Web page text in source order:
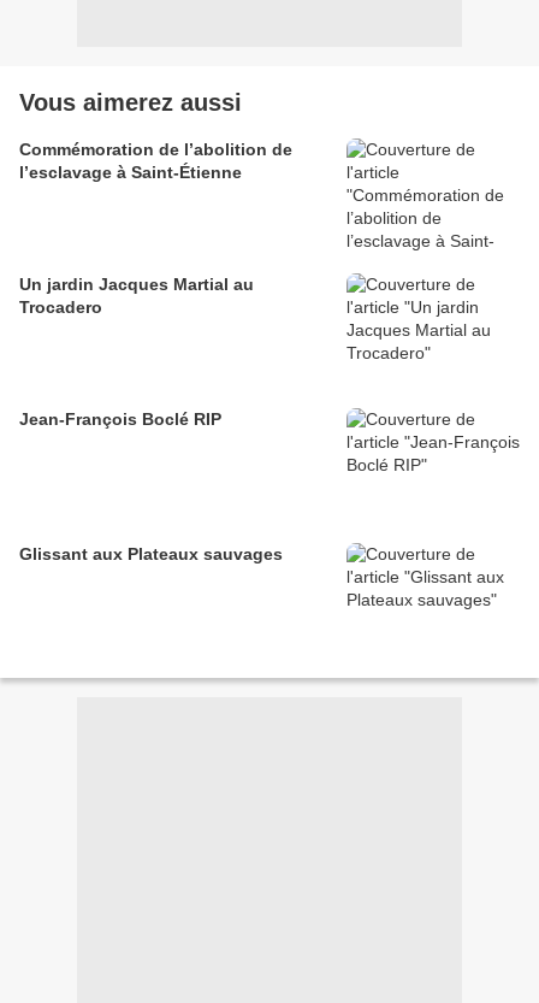
Vous aimerez aussi
Commémoration de l’abolition de
l’esclavage à Saint-Étienne
Un jardin Jacques Martial au
Trocadero
Jean-François Boclé RIP
Glissant aux Plateaux sauvages